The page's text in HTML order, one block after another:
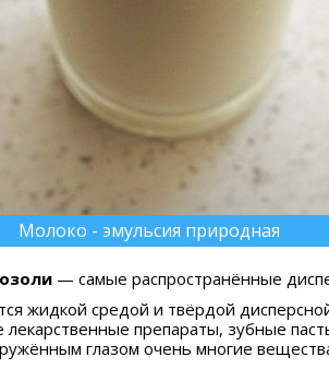
Молоко - эмульсия природная
— самые распространённые
жидкой средой и твёрдой
препараты, зубные
глазом очень многие